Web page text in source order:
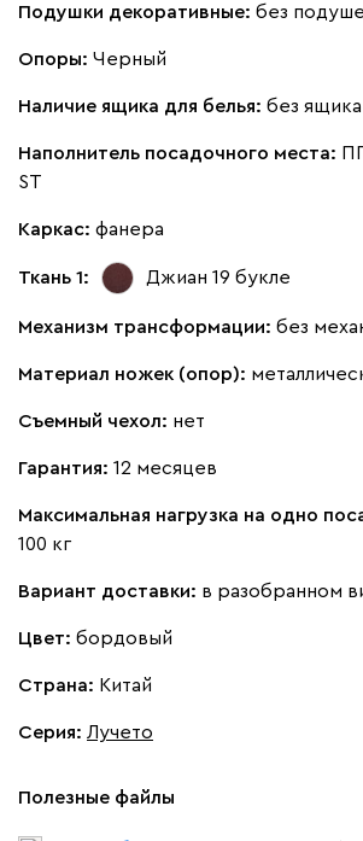
Подушки декоративные: без
Опоры: Черный
Наличие ящика для белья: без
Наполнитель посадочного места:
ST
Каркас: фанера
Ткань 1: Джиан 19 букле
Механизм трансформации: без
Материал ножек (опор):
Съемный чехол: нет
Гарантия: 12 месяцев
Максимальная нагрузка на одно
100 кг
Вариант доставки: в разобранном
Цвет: бордовый
Страна: Китай
Серия: Лучето
Полезные файлы